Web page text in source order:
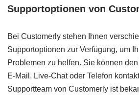
Supportoptionen von
Bei Customerly stehen Ihnen
Supportoptionen zur Verfügung, um
Problemen zu helfen. Sie können
E-Mail, Live-Chat oder Telefon
Supportteam von Customerly ist